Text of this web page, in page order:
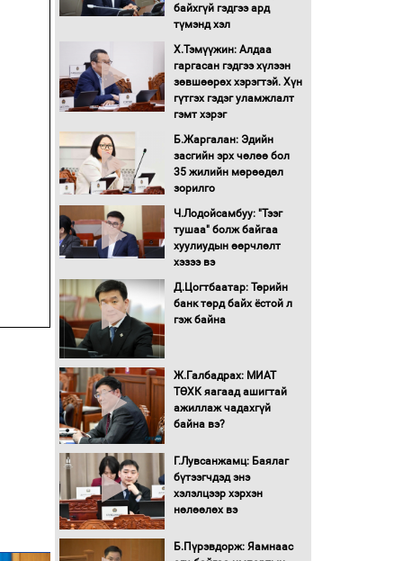
Монгол Улс “COP17”-д
“Тал хээрийн
төлөвлөгөө”-гөө
танилцуулна
16 төрлийн эмийг нэг эх
үүсвэрээс худалдан авах
журмыг баталлаа
Бүх шатанд хэмнэлтийн
горимд шилжиж, найр
наадам, зөвлөгөөн,
гадаад томилолтыг
хориглолоо
Сайд нар төсвөө хэрхэн
Автомашинд улсын
дугаарын тэгш,
Бага орлоготой
иргэдийн орлогод
татвар ногдуулахгүй
бүрдүүллээ
байхгүй гэдгээ ард
түмэнд хэл
Х.Тэмүүжин: Алдаа
гаргасан гэдгээ хүлээн
зөвшөөрөх хэрэгтэй. Хүн
гүтгэх гэдэг уламжлалт
гэмт хэрэг
Б.Жаргалан: Эдийн
засгийн эрх чөлөө бол
35 жилийн мөрөөдөл
зорилго
Ч.Лодойсамбуу: "Тээг
тушаа" болж байгаа
хуулиудын өөрчлөлт
хэзээ вэ
Д.Цогтбаатар: Төрийн
банк төрд байх ёстой л
гэж байна
Ж.Галбадрах: МИАТ
ТӨХК яагаад ашигтай
ажиллаж чадахгүй
байна вэ?
Г.Лувсанжамц: Баялаг
бүтээгчдэд энэ
хэлэлцээр хэрхэн
нөлөөлөх вэ
Б.Пүрэвдорж: Яамнаас